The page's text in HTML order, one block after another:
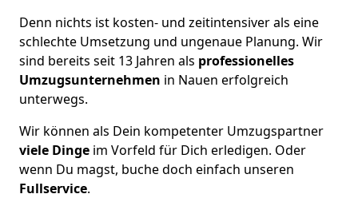
Denn nichts ist kosten- und zeitintensiver als eine
schlechte Umsetzung und ungenaue Planung. Wir
sind bereits seit 13 Jahren als professionelles
Umzugsunternehmen in Nauen erfolgreich
unterwegs.
Wir können als Dein kompetenter Umzugspartner
viele Dinge im Vorfeld für Dich erledigen. Oder
wenn Du magst, buche doch einfach unseren
Fullservice.